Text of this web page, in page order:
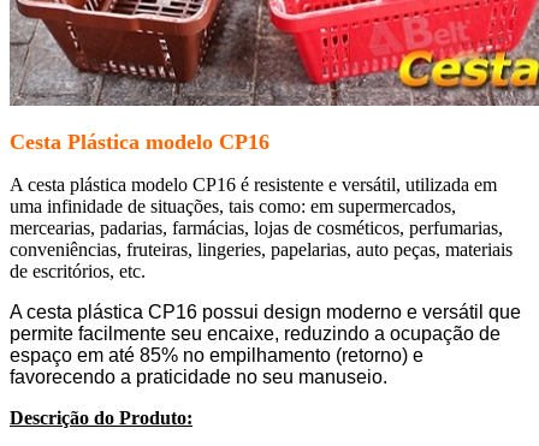
Cesta Plástica modelo CP16
A cesta plástica modelo CP16 é resistente e versátil, utilizada em
uma infinidade de situações, tais como: em supermercados,
mercearias, padarias, farmácias, lojas de cosméticos, perfumarias,
conveniências, fruteiras, lingeries, papelarias, auto peças, materiais
de escritórios, etc.
A cesta plástica CP16 possui design moderno e versátil que
permite facilmente seu encaixe, reduzindo a ocupação de
espaço em até 85% no empilhamento (retorno) e
favorecendo a praticidade no seu manuseio.
Descrição do Produto: